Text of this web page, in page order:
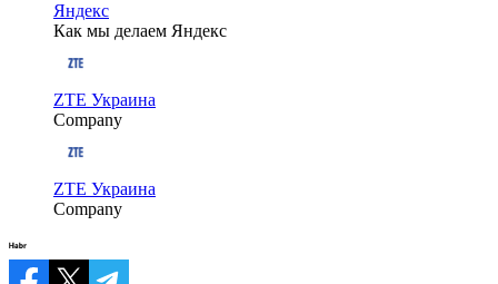
Яндекс
Как мы делаем Яндекс
ZTE Украина
Company
ZTE Украина
Company